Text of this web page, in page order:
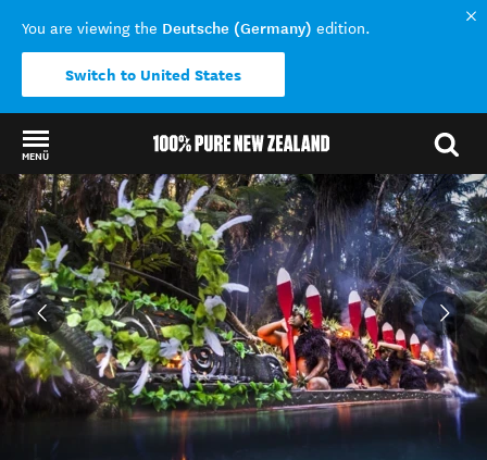
You are viewing the Deutsche (Germany) edition.
Switch to United States
MENÜ
Back to my results